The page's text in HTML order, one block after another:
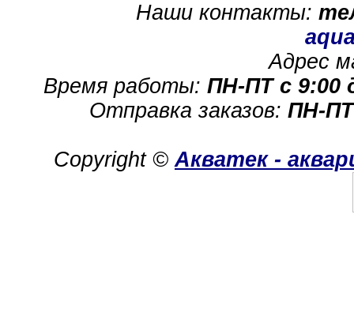
Наши контакты:
Адрес
Время работы: ПН-ПТ с 9:00
Отправка заказов: ПН-ПТ
Copyright ©Акватек -